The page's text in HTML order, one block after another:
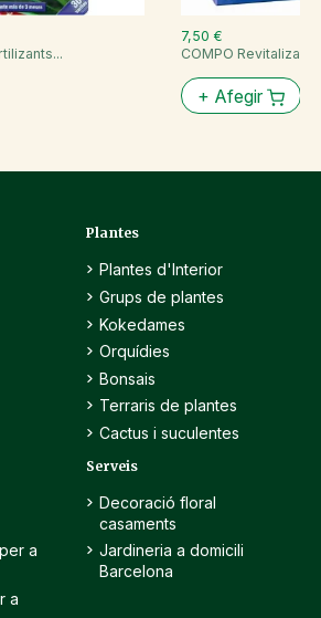
7,50 €
COMPO
+ Afegir
Plantes
Plantes d'Interior
Grups de plantes
Kokedames
Orquídies
Bonsais
Terraris de plantes
Cactus i suculentes
a
a
Serveis
Decoració floral
casaments
Jardineria a domicili
Barcelona